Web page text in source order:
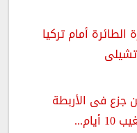
أمام تركيا
جزع فى الأربطة